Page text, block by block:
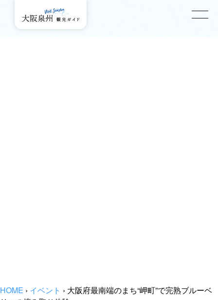
HOME › イベント › 大阪府最南端のまち“岬町”で完熟ブルーベ